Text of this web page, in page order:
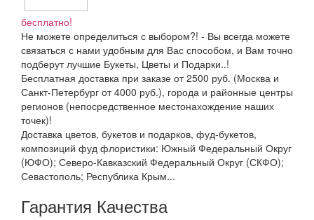
бесплатно!
Не можете определиться с выбором?! - Вы всегда можете
связаться с нами удобным для Вас способом, и Вам точно
подберут лучшие Букеты, Цветы и Подарки..!
Бесплатная доставка при заказе от 2500 руб. (Москва и
Санкт-Петербург от 4000 руб.), города и районные центры
регионов (непосредственное местонахождение наших
точек)!
Доставка цветов, букетов и подарков, фуд-букетов,
композиций фуд флористики: Южный Федеральный Округ
(ЮФО); Северо-Кавказский Федеральный Округ (СКФО);
Севастополь; Республика Крым...
Гарантия Качества